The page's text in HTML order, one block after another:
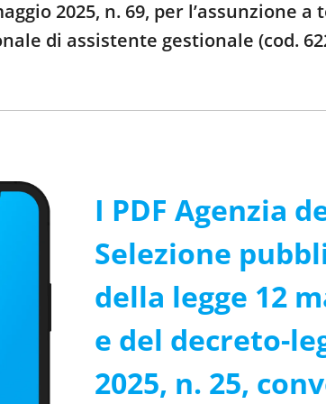
2025, n. 69, per l’assunzione
di assistente gestionale (cod.
I PDF Agenzia
Selezione
della legge 12
e del decreto-
2025, n. 25,